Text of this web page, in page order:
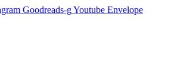
Goodreads-gYoutube Envelope